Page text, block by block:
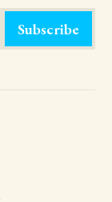
Subscribe